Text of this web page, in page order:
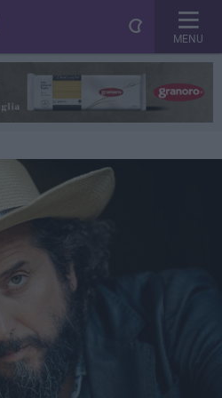
MENU